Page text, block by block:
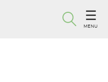
MENU